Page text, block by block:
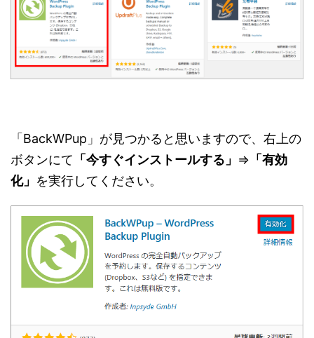
「BackWPup」が見つかると思いますので、右上の
ボタンにて 「今すぐインストールする」 ⇒ 「有効
化」 を実行してください。